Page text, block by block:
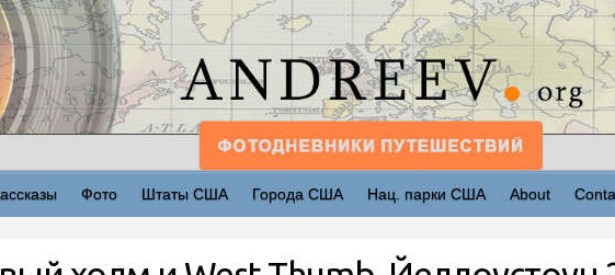
Фото Штаты США Города США Нац. парки США About